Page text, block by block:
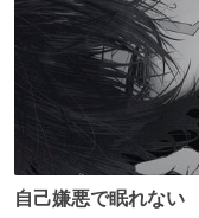
自己嫌悪で眠れない